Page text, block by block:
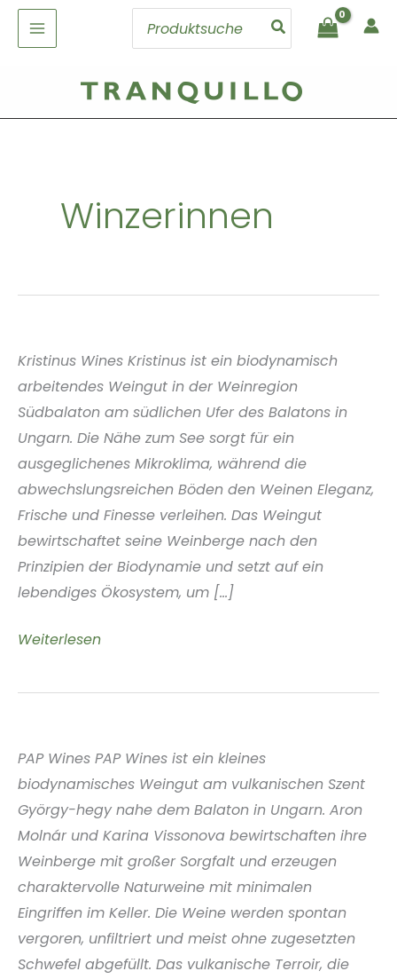
Inhalt
springen
Search
Winzerinnen
Kristinus Wines Kristinus ist ein biodynamisch
arbeitendes Weingut in der Weinregion
Südbalaton am südlichen Ufer des Balatons in
Ungarn. Die Nähe zum See sorgt für ein
ausgeglichenes Mikroklima, während die
abwechslungsreichen Böden den Weinen Eleganz,
Frische und Finesse verleihen. Das Weingut
bewirtschaftet seine Weinberge nach den
Prinzipien der Biodynamie und setzt auf ein
lebendiges Ökosystem, um [...]
Kristinus
Badacsony
Weiterlesen
PAP Wines PAP Wines ist ein kleines
biodynamisches Weingut am vulkanischen Szent
György-hegy nahe dem Balaton in Ungarn. Aron
Molnár und Karina Vissonova bewirtschaften ihre
Weinberge mit großer Sorgfalt und erzeugen
charaktervolle Naturweine mit minimalen
Eingriffen im Keller. Die Weine werden spontan
vergoren, unfiltriert und meist ohne zugesetzten
Schwefel abgefüllt. Das vulkanische Terroir, die